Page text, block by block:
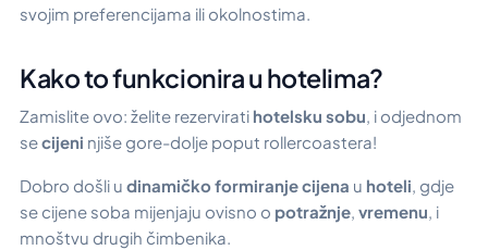
svojim preferencijama ili okolnostima.
Kako to funkcionira u hotelima?
Zamislite ovo: želite rezervirati hotelsku sobu , i odjednom
secijeni njiše gore-dolje poput rollercoastera!
Dobro došli u dinamičko formiranje cijena u hoteli, gdje
se cijene soba mijenjaju ovisno o potražnje, vremenu, i
mnoštvu drugih čimbenika.